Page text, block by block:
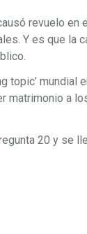
revuelo en
Y es que la
topic’
matrimonio a
20 y se